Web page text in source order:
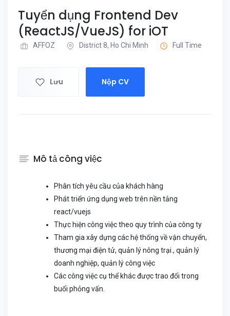
Tuyển dụng Frontend Dev
(ReactJS/VueJS) for iOT
AFFOZ District 8, Ho Chi Minh Full Time
Lưu Nộp CV
Mô tả công việc
Phân tích yêu cầu của khách hàng
Phát triển ứng dụng web trên nền tảng
react/vuejs
Thực hiện công việc theo quy trình của công ty
Tham gia xây dựng các hệ thống về vận chuyển,
thương mại điện tử, quản lý nông trại., quản lý
doanh nghiệp, quản lý công việc
Các công việc cụ thể khác được trao đổi trong
buổi phỏng vấn.